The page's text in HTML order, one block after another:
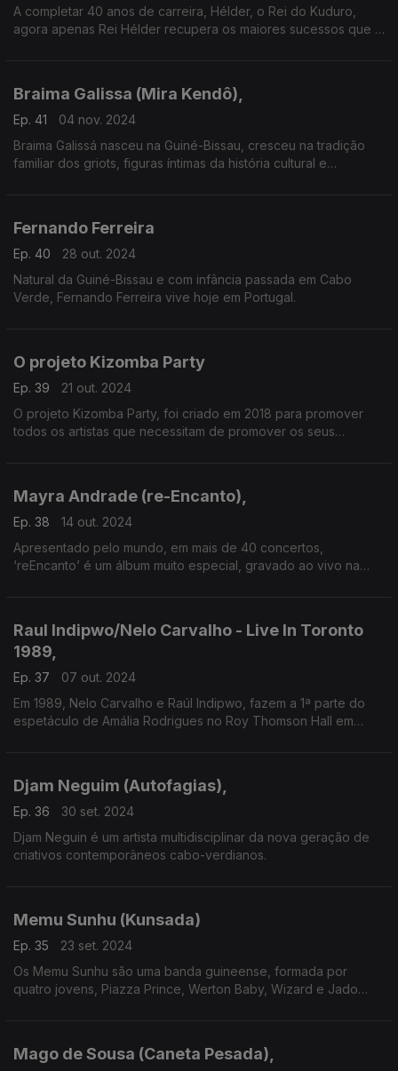
A completar 40 anos de carreira, Hélder, o Rei do Kuduro,
agora apenas Rei Hélder recupera os maiores sucessos que o
Braima Galissa (Mira Kendô),
Ep. 41
04 nov. 2024
Braima Galissá nasceu na Guiné-Bissau, cresceu na tradição
familiar dos griots, figuras íntimas da história cultural e
Fernando Ferreira
Ep. 40
28 out. 2024
Natural da Guiné-Bissau e com infância passada em Cabo
Verde, Fernando Ferreira vive hoje em Portugal.
O projeto Kizomba Party
Ep. 39
21 out. 2024
O projeto Kizomba Party, foi criado em 2018 para promover
todos os artistas que necessitam de promover os seus
Mayra Andrade (re-Encanto),
Ep. 38
14 out. 2024
Apresentado pelo mundo, em mais de 40 concertos,
‘reEncanto’ é um álbum muito especial, gravado ao vivo na
Raul Indipwo/Nelo Carvalho - Live In Toronto
1989,
Ep. 37
07 out. 2024
Em 1989, Nelo Carvalho e Raúl Indipwo, fazem a 1ª parte do
espetáculo de Amália Rodrigues no Roy Thomson Hall em
Djam Neguim (Autofagias),
Ep. 36
30 set. 2024
Djam Neguin é um artista multidisciplinar da nova geração de
criativos contemporâneos cabo-verdianos.
Memu Sunhu (Kunsada)
Ep. 35
23 set. 2024
Os Memu Sunhu são uma banda guineense, formada por
quatro jovens, Piazza Prince, Werton Baby, Wizard e Jado
Mago de Sousa (Caneta Pesada),